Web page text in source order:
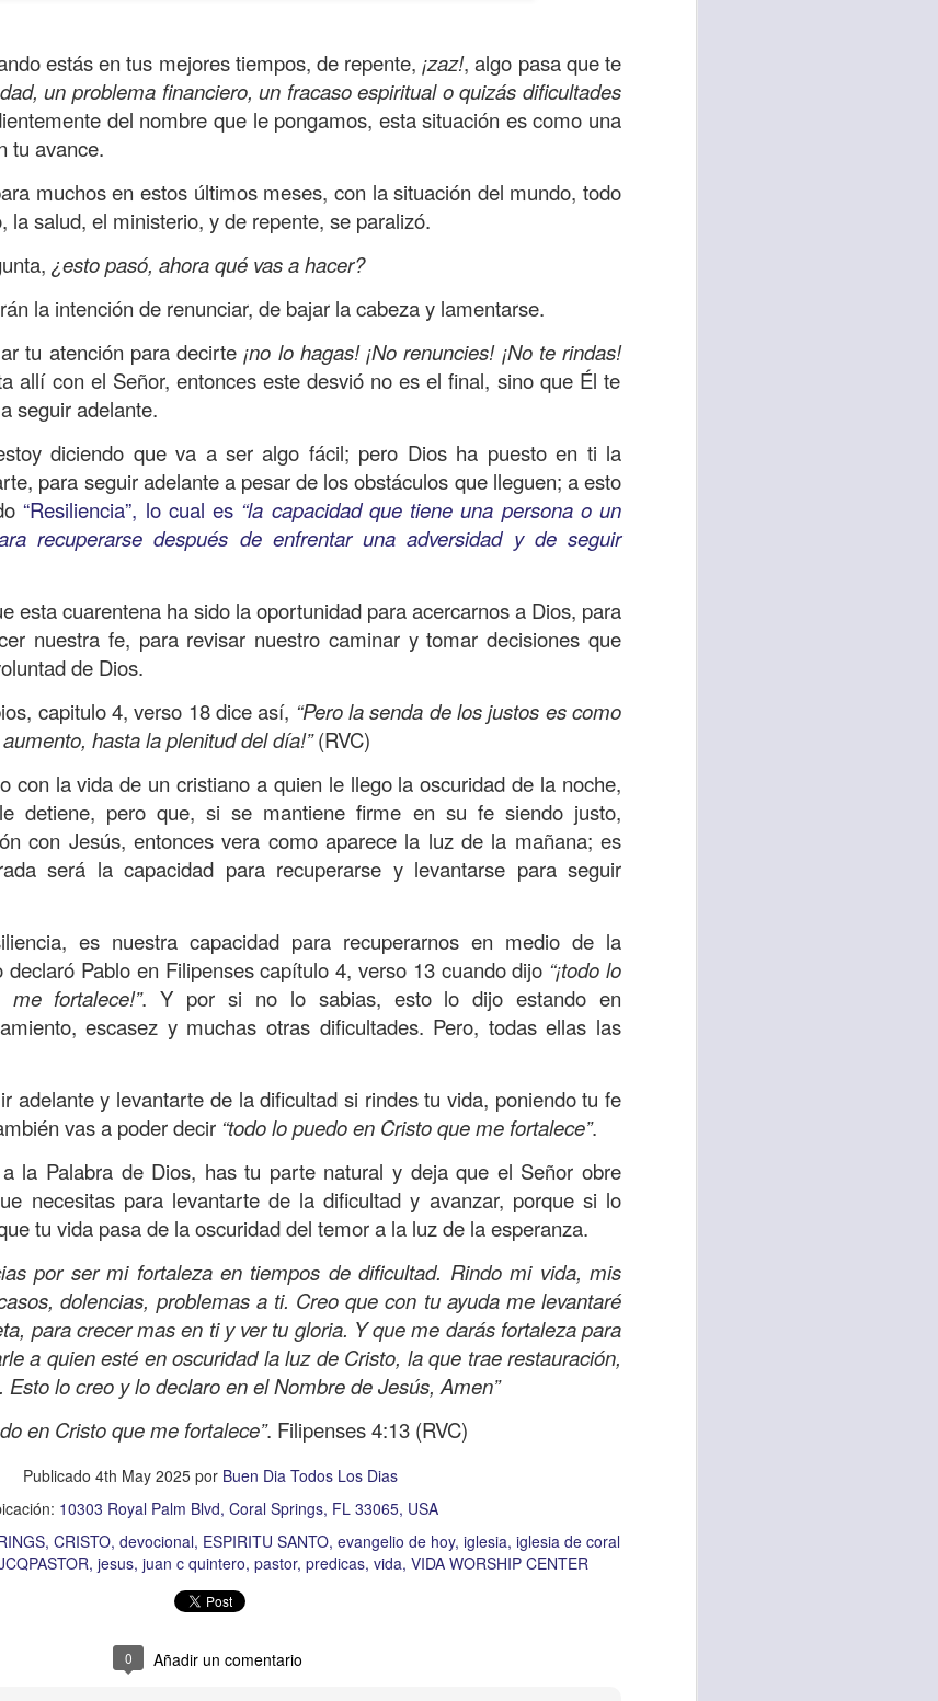
estás en tus mejores tiempos, de repente, ¡zaz!, algo pasa que te
un problema financiero, un fracaso espiritual o quizás dificultades
del nombre que le pongamos, esta situación es como una
tu avance.
muchos en estos últimos meses, con la situación del mundo, todo
la salud, el ministerio, y de repente, se paralizó.
¿esto pasó, ahora qué vas a hacer?
la intención de renunciar, de bajar la cabeza y lamentarse.
tu atención para decirte ¡no lo hagas! ¡No renuncies! ¡No te rindas!
allí con el Señor, entonces este desvió no es el final, sino que Él te
seguir adelante.
diciendo que va a ser algo fácil; pero Dios ha puesto en ti la
para seguir adelante a pesar de los obstáculos que lleguen; a esto
“Resiliencia”, lo cual es “la capacidad que tiene una persona o un
recuperarse después de enfrentar una adversidad y de seguir
esta cuarentena ha sido la oportunidad para acercarnos a Dios, para
nuestra fe, para revisar nuestro caminar y tomar decisiones que
de Dios.
capitulo 4, verso 18 dice así, “Pero la senda de los justos es como
hasta la plenitud del día!”(RVC)
con la vida de un cristiano a quien le llego la oscuridad de la noche,
detiene, pero que, si se mantiene firme en su fe siendo justo,
con Jesús, entonces vera como aparece la luz de la mañana; es
será la capacidad para recuperarse y levantarse para seguir
es nuestra capacidad para recuperarnos en medio de la
Pablo en Filipenses capítulo 4, verso 13 cuando dijo “¡todo lo
fortalece!”. Y por si no lo sabias, esto lo dijo estando en
escasez y muchas otras dificultades. Pero, todas ellas las
adelante y levantarte de la dificultad si rindes tu vida, poniendo tu fe
vas a poder decir “todo lo puedo en Cristo que me fortalece”.
la Palabra de Dios, has tu parte natural y deja que el Señor obre
necesitas para levantarte de la dificultad y avanzar, porque si lo
tu vida pasa de la oscuridad del temor a la luz de la esperanza.
por ser mi fortaleza en tiempos de dificultad. Rindo mi vida, mis
dolencias, problemas a ti. Creo que con tu ayuda me levantaré
para crecer mas en ti y ver tu gloria. Y que me darás fortaleza para
a quien esté en oscuridad la luz de Cristo, la que trae restauración,
Esto lo creo y lo declaro en el Nombre de Jesús, Amen”
en Cristo que me fortalece”. Filipenses 4:13 (RVC)
Publicado 4th May 2025 por Buen Dia Todos Los Dias
10303 Royal Palm Blvd, Coral Springs, FL 33065, USA
CRISTO devocional ESPIRITU SANTO evangelio de hoy iglesia iglesia de coral
jesus juan c quintero pastor predicas vida VIDA WORSHIP CENTER
0 Añadir un comentario
una carrera continua de actividades perfectamente agendadas
esperados, la mayoría de ellos relacionados con el trabajo, los
los logros en el cuidado del cuerpo en el gimnasio.
cada vez se tiene la sensación de que el tiempo pasa demasiado
para compartir tiempo con los seres a quienes llamamos
familia.
del amor de mis padres y abuelos; y tal vez tú también tengas
lo cierto es que para la mayoría de ellos ese amor significó inversión
familia.
¿Cuáles son tus prioridades?, ¿En qué lugar está el amor hacia
de la carta a los romanos se conoce como la lista de los deberes
recomendaciones sabias y justas para llevar una vida correcta.
9 dice lo siguiente: El amor sea sin fingimiento. Aborreced lo
sin fingimiento, con sinceridad, pero eso también significa que
marcada, una especie de impronta de amor en los corazones de
decir“te amo” oque regalarflores o chocolates;es una decisión de
y de respetar a los seres amados.
expresamos la esencia de Dios; se alegra el corazón de los
se nos aumentan los deseos de vivir, se revive el propósito de
todo lo podemos hacer, desde perdonar hasta vivir unidos en familia
estado de tu corazón hacia quienes consideras importantes en tu
es tiempo de tener hogares a la manera de Dios y de amar como
por amor nos has redimido, nos has restaurado y nos das propósito;
hoy, el motor de mi vida sea el amor, aquel que es sin fingimiento,
mi familia, me comprometo a amar sin condiciones; lo declaro en el
”.
sin fingimiento. Aborreced lo malo, seguid lo bueno
”. Romanos 12:9
Publicado2 hours agoporBuen Dia Todos Los Dias
10303 Royal Palm Blvd, Coral Springs, FL 33065, USA
devocional ESPÍRITU SANTO iglesia IGLESIA VIDA iglesia vida worship center
pastor pastor quintero vida VIDA WORSHIP CENTER
Buenos Samaritanos